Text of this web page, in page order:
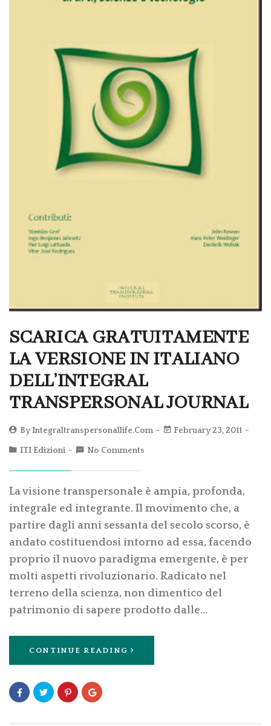
SCARICA GRATUITAMENTE
LA VERSIONE IN ITALIANO
DELL’INTEGRAL
TRANSPERSONAL JOURNAL
ByIntegraltranspersonallife.com February 23, 2011
ITI Edizioni No Comments
La visione transpersonale è ampia, profonda,
integrale ed integrante. Il movimento che, a
partire dagli anni sessanta del secolo scorso, è
andato costituendosi intorno ad essa, facendo
proprio il nuovo paradigma emergente, è per
molti aspetti rivoluzionario. Radicato nel
terreno della scienza, non dimentico del
patrimonio di sapere prodotto dalle…
CONTINUE READING